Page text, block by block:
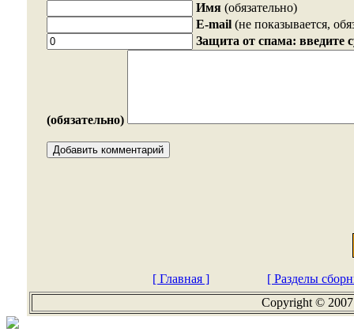
Имя (обязательно)
E-mail (не показывается,
Защита от спама: введите
(обязательно)
[ Главная ]
[ Разделы
Copyright ©